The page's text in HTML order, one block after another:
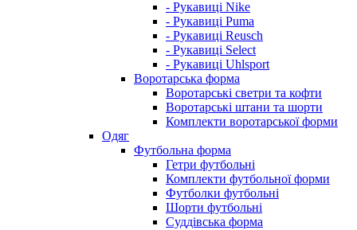
- Рукавиці Nike
- Рукавиці Puma
- Рукавиці Reusch
- Рукавиці Select
- Рукавиці Uhlsport
Воротарська форма
Воротарські светри та кофти
Воротарські штани та шорти
Комплекти воротарської форми
Одяг
Футбольна форма
Гетри футбольні
Комплекти футбольної форми
Футболки футбольні
Шорти футбольні
Суддівська форма